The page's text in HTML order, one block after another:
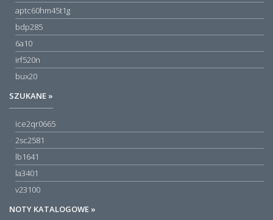
aptc60hm45t1g
bdp285
6a10
irf520n
bux20
SZUKANE »
ice2qr0665
2sc2581
lb1641
la3401
v23100
NOTY KATALOGOWE »